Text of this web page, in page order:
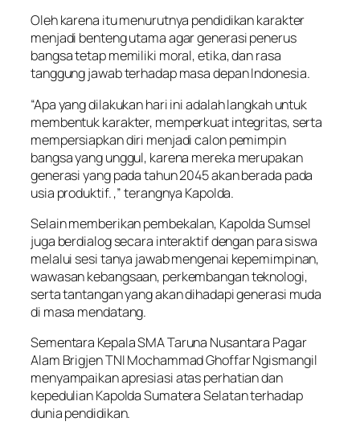
Oleh karena itu menurutnya pendidikan karakter
menjadi benteng utama agar generasi penerus
bangsa tetap memiliki moral, etika, dan rasa
tanggung jawab terhadap masa depan Indonesia.
“Apa yang dilakukan hari ini adalah langkah untuk
membentuk karakter, memperkuat integritas, serta
mempersiapkan diri menjadi calon pemimpin
bangsa yang unggul, karena mereka merupakan
generasi yang pada tahun 2045 akan berada pada
usia produktif. ,” terangnya Kapolda.
Selain memberikan pembekalan, Kapolda Sumsel
juga berdialog secara interaktif dengan para siswa
melalui sesi tanya jawab mengenai kepemimpinan,
wawasan kebangsaan, perkembangan teknologi,
serta tantangan yang akan dihadapi generasi muda
di masa mendatang.
Sementara Kepala SMA Taruna Nusantara Pagar
Alam Brigjen TNI Mochammad Ghoffar Ngismangil
menyampaikan apresiasi atas perhatian dan
kepedulian Kapolda Sumatera Selatan terhadap
dunia pendidikan.